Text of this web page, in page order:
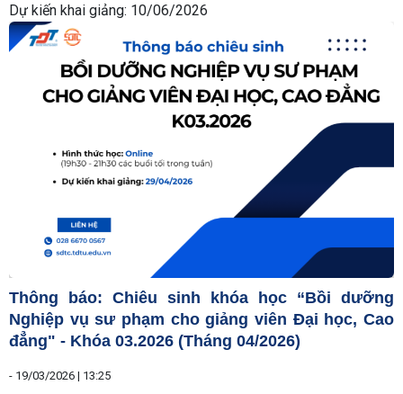
Dự kiến khai giảng: 10/06/2026
Thông báo: Chiêu sinh khóa học “Bồi dưỡng
Nghiệp vụ sư phạm cho giảng viên Đại học, Cao
đẳng" - Khóa 03.2026 (Tháng 04/2026)
- 19/03/2026 | 13:25